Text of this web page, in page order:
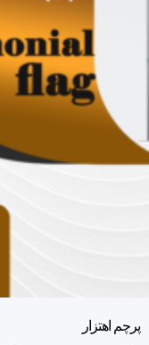
پرچم اهتزار